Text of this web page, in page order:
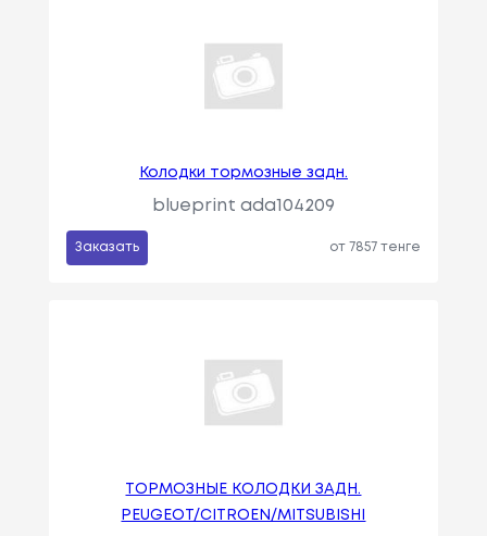
Колодки тормозные задн.
blueprint ada104209
Заказать от 7857 тенге
ТОРМОЗНЫЕ КОЛОДКИ ЗАДН.
PEUGEOT/CITROEN/MITSUBISHI